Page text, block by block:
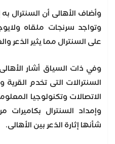
وأضاف الأهالى أن السنترال
وتواجد سرنجات ملقاه
على السنترال مما يثير الذعر
وفي ذات السياق أشار
السنترالات التى تخدم
الاتصالات وتكنولوجيا
وإمداد السنترال
شأنها إثارة الذعر بين الأهالى.